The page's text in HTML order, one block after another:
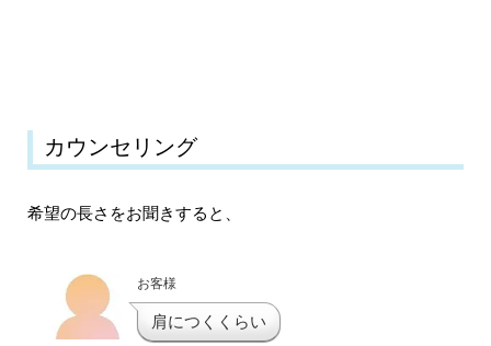
カウンセリング
希望の長さをお聞きすると、
お客様
肩につくくらい